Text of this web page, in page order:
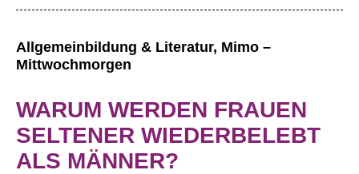
Allgemeinbildung & Literatur, Mimo –
Mittwochmorgen
WARUM WERDEN FRAUEN
SELTENER WIEDERBELEBT
ALS MÄNNER?